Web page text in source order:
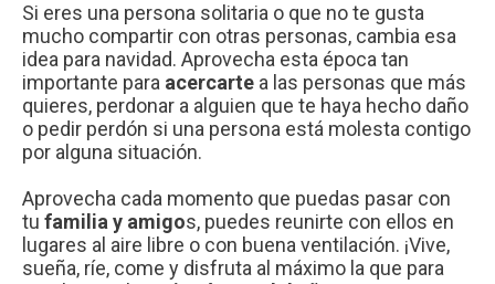
Si eres una persona solitaria o que no te gusta
mucho compartir con otras personas, cambia esa
idea para navidad. Aprovecha esta época tan
importante para acercarte a las personas que más
quieres, perdonar a alguien que te haya hecho daño
o pedir perdón si una persona está molesta contigo
por alguna situación.
Aprovecha cada momento que puedas pasar con
tu familia y amigos, puedes reunirte con ellos en
lugares al aire libre o con buena ventilación. ¡Vive,
sueña, ríe, come y disfruta al máximo la que para